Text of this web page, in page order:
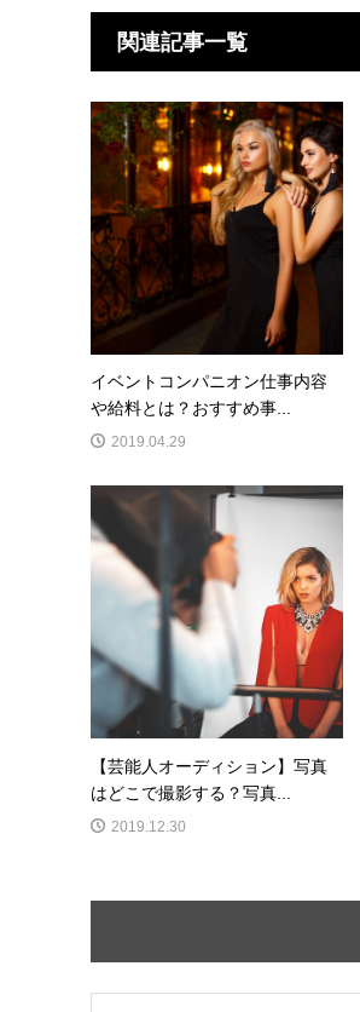
関連記事一覧
イベントコンパニオン仕事内容
や給料とは？おすすめ事...
2019.04.29
【芸能人オーディション】写真
はどこで撮影する？写真...
2019.12.30